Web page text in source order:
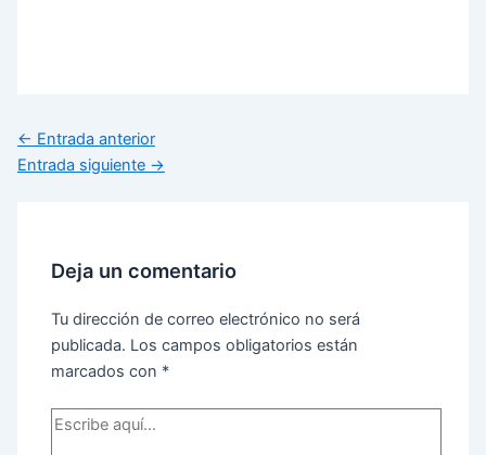
← Entrada anterior
Entrada siguiente →
Deja un comentario
Tu dirección de correo electrónico no será
publicada. Los campos obligatorios están
marcados con *
Escribe